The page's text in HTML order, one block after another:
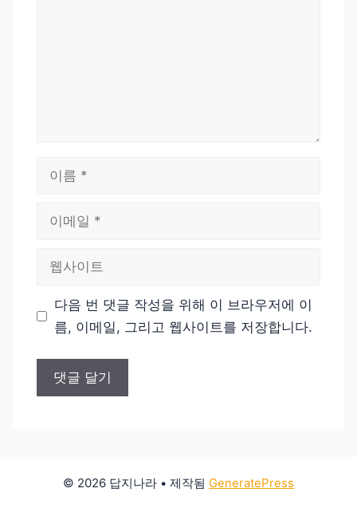
트
다음 번 댓글 작성을 위해 이 브라우저에 이
름, 이메일, 그리고 웹사이트를 저장합니다.
© 2026 답지나라 • 제작됨 GeneratePress